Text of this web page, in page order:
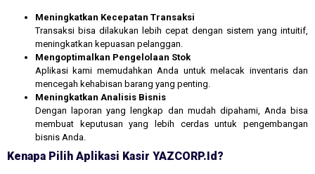
Meningkatkan Kecepatan Transaksi
Transaksi bisa dilakukan lebih cepat dengan sistem yang intuitif,
meningkatkan kepuasan pelanggan.
Mengoptimalkan Pengelolaan Stok
Aplikasi kami memudahkan Anda untuk melacak inventaris dan
mencegah kehabisan barang yang penting.
Meningkatkan Analisis Bisnis
Dengan laporan yang lengkap dan mudah dipahami, Anda bisa
membuat keputusan yang lebih cerdas untuk pengembangan
bisnis Anda.
Kenapa Pilih Aplikasi Kasir YAZCORP.id?